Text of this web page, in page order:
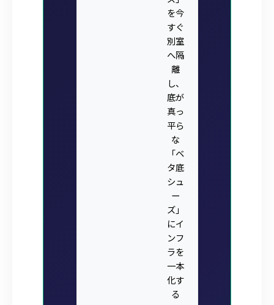
を今
すぐ
別室
へ隔
離
し、
底が
真っ
平ら
な
「ベ
タ底
シュ
ー
ズ」
にイ
ンフ
ラを
一本
化す
る